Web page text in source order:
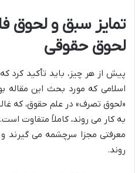
تمایز سبق و لحوق
لحوق حقوقی
پیش از هر چیز، باید تأکید کرد
اسلامی که مورد بحث این مقاله
«لحوق تصرف» در علم حقوق، که
به کار می روند، کاملاً متفاوت
معرفتی مجزا سرچشمه می گیرند
روند.